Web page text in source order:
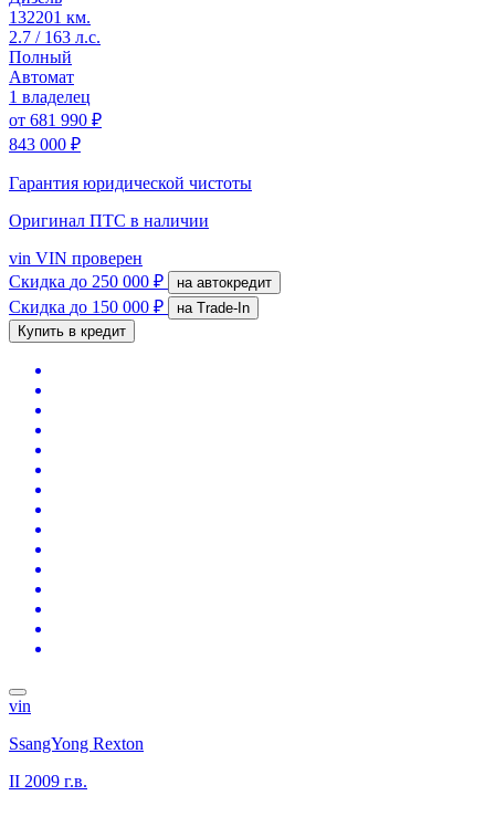
132201 км.
2.7 / 163 л.с.
Полный
Автомат
1 владелец
от 681 990 ₽
843 000 ₽
Гарантия юридической чистоты
Оригинал ПТС в наличии
vin VIN проверен
Скидка до 250 000 ₽ на автокредит
Скидка до 150 000 ₽
на Trade-In
Купить в кредит
vin
SsangYong Rexton
II 2009 г.в.